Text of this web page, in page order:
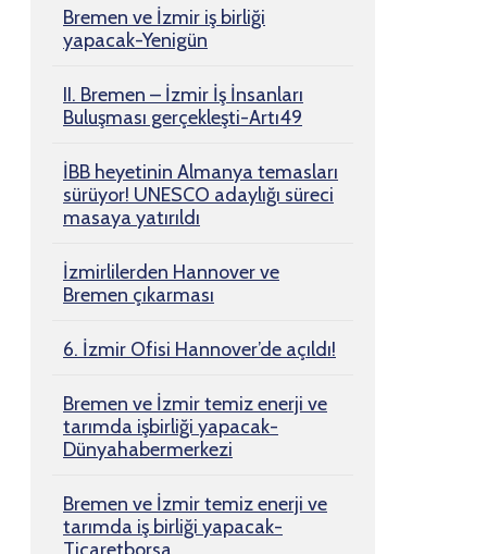
Bremen ve İzmir iş birliği
yapacak-Yenigün
II. Bremen – İzmir İş İnsanları
Buluşması gerçekleşti-Artı49
İBB heyetinin Almanya temasları
sürüyor! UNESCO adaylığı süreci
masaya yatırıldı
İzmirlilerden Hannover ve
Bremen çıkarması
6. İzmir Ofisi Hannover’de açıldı!
Bremen ve İzmir temiz enerji ve
tarımda işbirliği yapacak-
Dünyahabermerkezi
Bremen ve İzmir temiz enerji ve
tarımda iş birliği yapacak-